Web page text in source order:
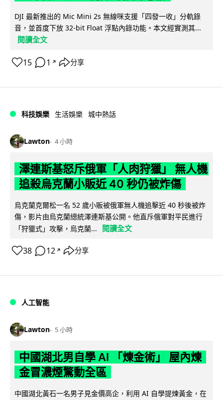
DJI 最新推出的 Mic Mini 2s 無線咪支援「四發一收」分軌錄
音，並首度下放 32-bit Float 浮點內錄功能。本文經實測其...
閱讀全文
15 1 ↗ 分享
科技娛樂 生活娛樂 城中熱話
Lawton 4 小時
澤連斯基怒斥俄軍「人肉狩獵」 無人機
追殺烏克蘭小販近 40 秒仍被炸傷
烏克蘭克爾松一名 52 歲小販被俄軍無人機追擊近 40 秒後被炸
傷，影片由烏克蘭總統澤連斯基公開。他直斥俄軍對平民進行
「狩獵式」攻擊，烏克蘭...
閱讀全文
38 12 ↗ 分享
人工智能
Lawton 5 小時
中國湖北男自學 AI 「煉金術」 屋內煉
金冒濃煙驚動全區
中國湖北黃石一名男子見金價高企，利用 AI 自學提煉黃金，在